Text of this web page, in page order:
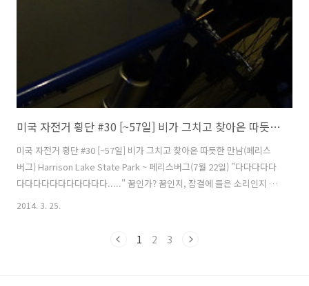
니 물 필요하냐고 묻기에 케이지에서 물병을 꺼냄과동시에 아저씨가 가
미국 자전거 횡단 #30 [~57일] 비가 그치고 찾아온 따듯한 만남(페리스버그)
미국 자전거 횡단 #30 [~57일] 비가 그치고 찾아온 따듯한 만남(페리스
버그) Harrison Lake State Park ~ 페리스버그(7월 22일) "다다다다다
다다다다다다다다다다다....." 꿈인가? 꿈인지, 잠결에 들은 소리인지 비
2014. 3. 25.
1 2 3